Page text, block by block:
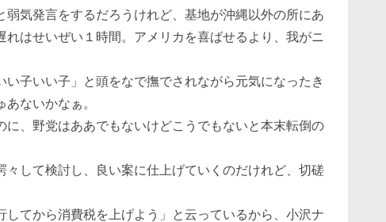
気発言をするだろうけれど、基地が沖縄以外の所にあ
はせいぜい１時間。アメリカを喜ばせるより、我がニ
子いい子」と頭をなで撫でされながら元気になったき
ないかなぁ。
、野党はああでもないけどこうでもないと本末転倒の
して検討し、良い案に仕上げていくのだけれど、切磋
てから消費税を上げよう」と云っているから、小沢ナ